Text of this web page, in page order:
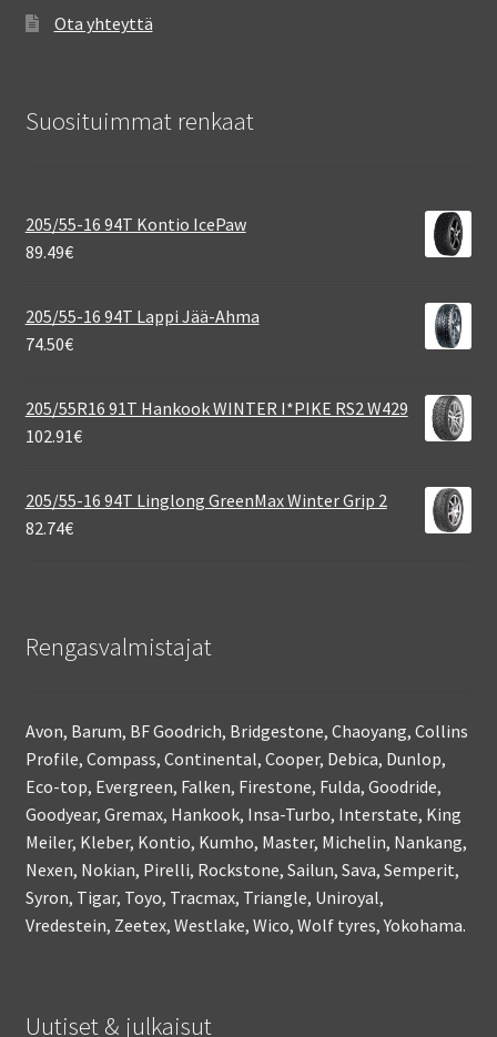
Ota yhteyttä
Suosituimmat renkaat
205/55-16 94T Kontio IcePaw
89.49€
205/55-16 94T Lappi Jää-Ahma
74.50€
205/55R16 91T Hankook WINTER I*PIKE RS2 W429
102.91€
205/55-16 94T Linglong GreenMax Winter Grip 2
82.74€
Rengasvalmistajat
Avon, Barum, BF Goodrich, Bridgestone, Chaoyang, Collins
Profile, Compass, Continental, Cooper, Debica, Dunlop,
Eco-top, Evergreen, Falken, Firestone, Fulda, Goodride,
Goodyear, Gremax, Hankook, Insa-Turbo, Interstate, King
Meiler, Kleber, Kontio, Kumho, Master, Michelin, Nankang,
Nexen, Nokian, Pirelli, Rockstone, Sailun, Sava, Semperit,
Syron, Tigar, Toyo, Tracmax, Triangle, Uniroyal,
Vredestein, Zeetex, Westlake, Wico, Wolf tyres, Yokohama.
Uutiset & julkaisut